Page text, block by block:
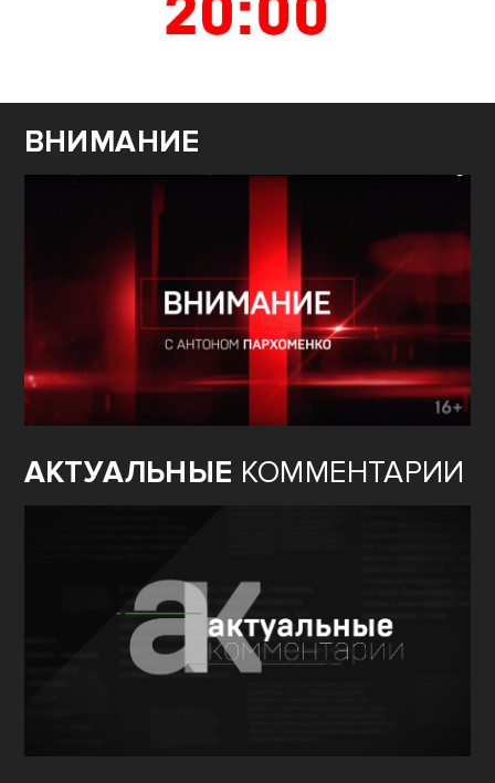
ВНИМАНИЕ
АКТУАЛЬНЫЕ КОММЕНТАРИИ